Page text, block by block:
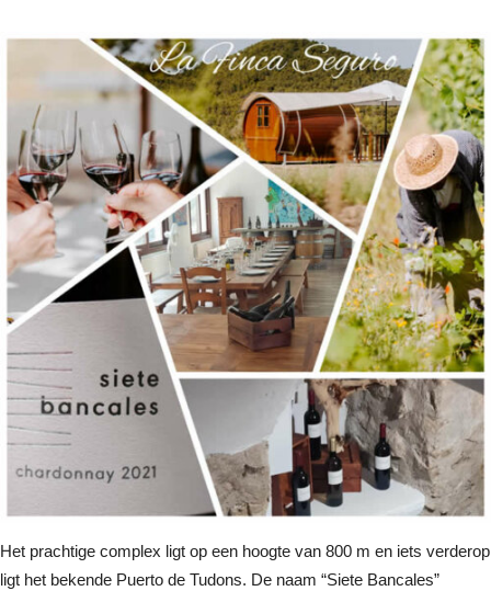
Het prachtige complex ligt op een hoogte van 800 m en iets verderop
ligt het bekende Puerto de Tudons. De naam “Siete Bancales”